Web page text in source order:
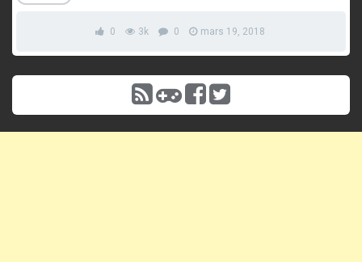
0 3k 0 mars 19, 2018